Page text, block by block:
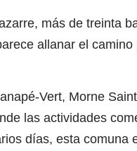
más de treinta
allanar el
Vert, Morne
las actividades
días, esta comuna